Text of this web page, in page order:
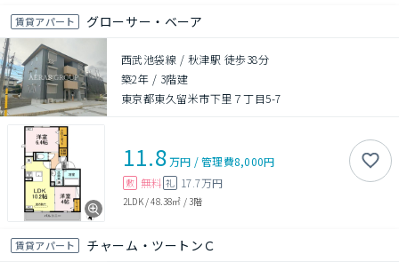
賃貸アパート グローサー・ベーア
西武池袋線 / 秋津駅 徒歩38分
築2年 / 3階建
東京都東久留米市下里７丁目5-7
11.8万円 /管理費8,000円
敷 無料 礼 17.7万円
2LDK/48.38㎡ /3階
賃貸アパート チャーム・ツートンＣ